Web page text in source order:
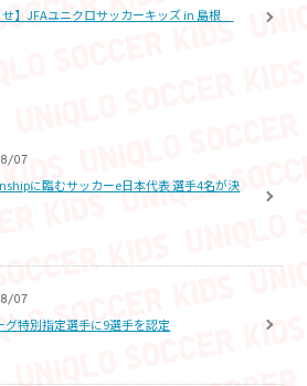
せ】JFAユニクロサッカーキッズ in 島根
07
に臨むサッカーe日本代表 選手4名が決
07
特別指定選手に9選手を認定